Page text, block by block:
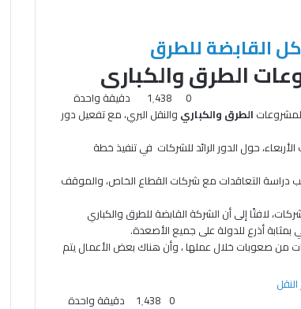
القابضة للطرق
الطرق والكبارى
0
دقيقة واحدة
لمشروعات الطرق والكباري والنقل البري، مع تفعيل دور
حول الدور الرائد للشركات في تنفيذ خطة
دراسة التعاقدات مع شركات القطاع الخاص، والموقف
لافتًا إلى أن الشركة القابضة للطرق والكباري
من صعوبات خلال عملها ، وأن هناك بعض الأعمال يتم
0
دقيقة واحدة